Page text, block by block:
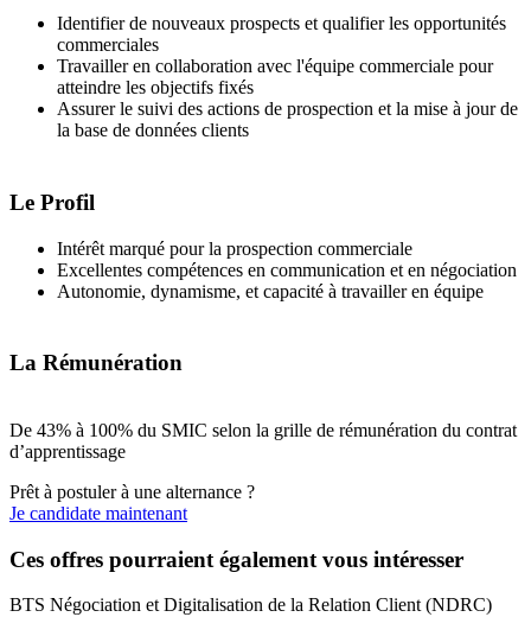
Identifier de nouveaux prospects et qualifier les opportunités
commerciales
Travailler en collaboration avec l'équipe commerciale pour
atteindre les objectifs fixés
Assurer le suivi des actions de prospection et la mise à jour de
la base de données clients
Le Profil
Intérêt marqué pour la prospection commerciale
Excellentes compétences en communication et en négociation
Autonomie, dynamisme, et capacité à travailler en équipe
La Rémunération
De 43% à 100% du SMIC selon la grille de rémunération du contrat
d’apprentissage
Prêt à postuler à une alternance ?
Je candidate maintenant
Ces offres pourraient également vous intéresser
BTS Négociation et Digitalisation de la Relation Client (NDRC)